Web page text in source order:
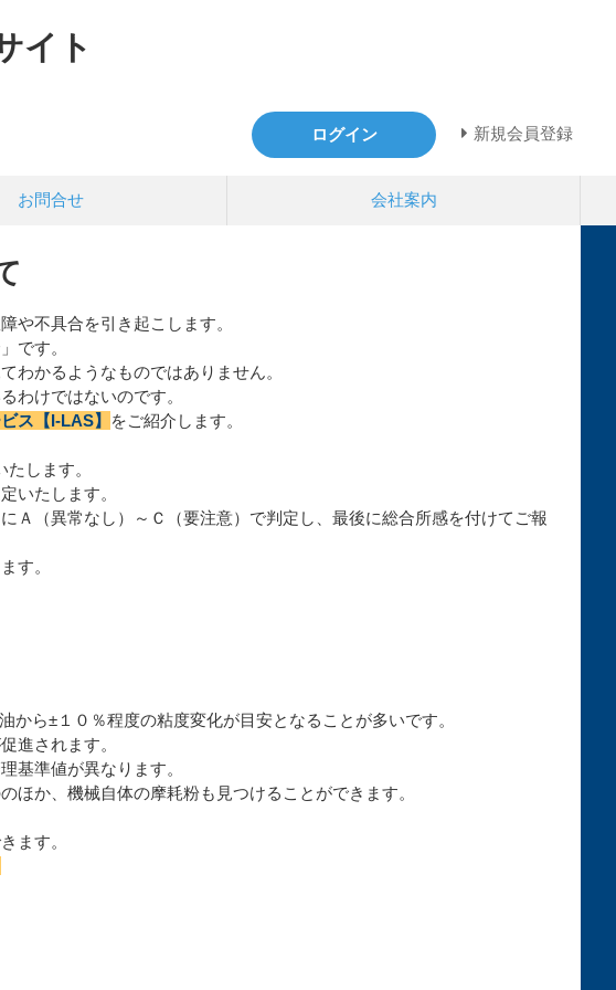
イト
ログイン 新規会員登録
お問合せ 会社案内
や不具合を引き起こします。
です。
わかるようなものではありません。
わけではないのです。
ス【I-LAS】 をご紹介します。
します。
いたします。
Ａ（異常なし）～Ｃ（要注意）で判定し、最後に総合所感を付けてご報
す。
ら±１０％程度の粘度変化が目安となることが多いです。
進されます。
基準値が異なります。
ほか、機械自体の摩耗粉も見つけることができます。
ます。